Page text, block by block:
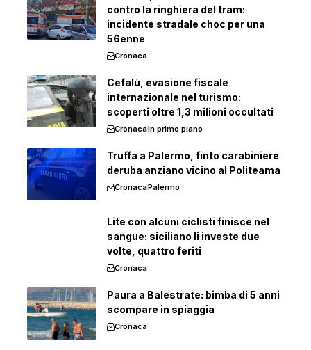
contro la ringhiera del tram:
incidente stradale choc per una
56enne
Cronaca
Cefalù, evasione fiscale
internazionale nel turismo:
scoperti oltre 1,3 milioni occultati
CronacaIn primo piano
Truffa a Palermo, finto carabiniere
deruba anziano vicino al Politeama
CronacaPalermo
Lite con alcuni ciclisti finisce nel
sangue: siciliano li investe due
volte, quattro feriti
Cronaca
Paura a Balestrate: bimba di 5 anni
scompare in spiaggia
Cronaca